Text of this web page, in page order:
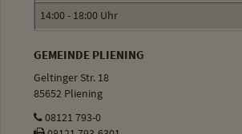
14:00 - 18:00 Uhr
GEMEINDE PLIENING
Geltinger Str. 18
85652 Pliening
08121 793-0